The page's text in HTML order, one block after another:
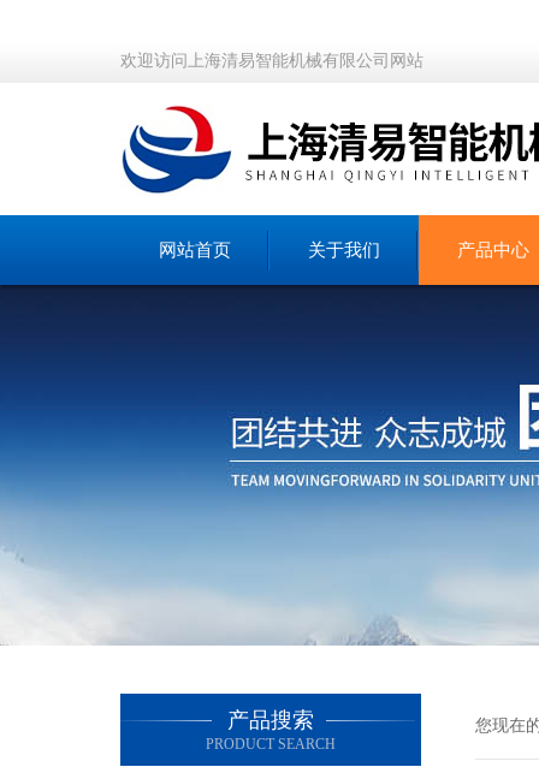
欢迎访问上海清易智能机械有限公司网站
网站首页 关于我们 产品中心
产品搜索
PRODUCT SEARCH
您现在